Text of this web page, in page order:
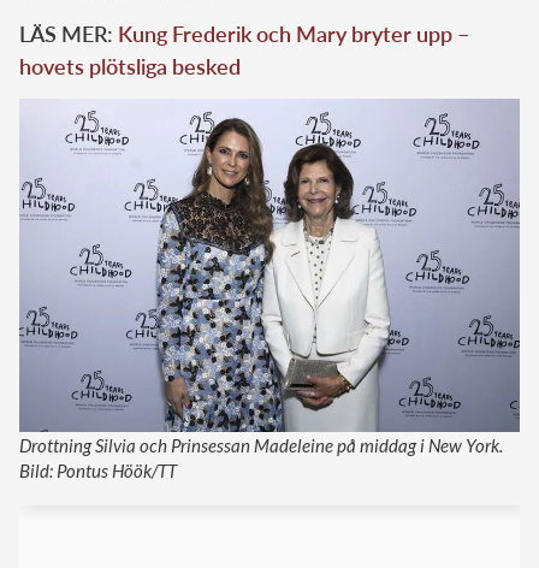
LÄS MER: Kung Frederik och Mary bryter upp –
hovets plötsliga besked
Drottning Silvia och Prinsessan Madeleine på middag i New York.
Bild: Pontus Höök/TT